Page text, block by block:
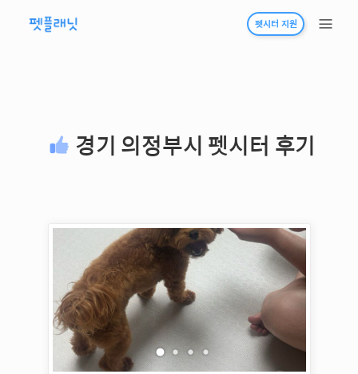
펫시터 지원
경기 의정부시 펫시터 후기